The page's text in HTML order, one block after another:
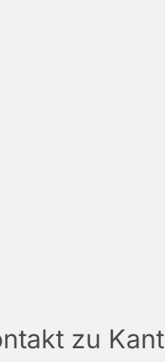
zu